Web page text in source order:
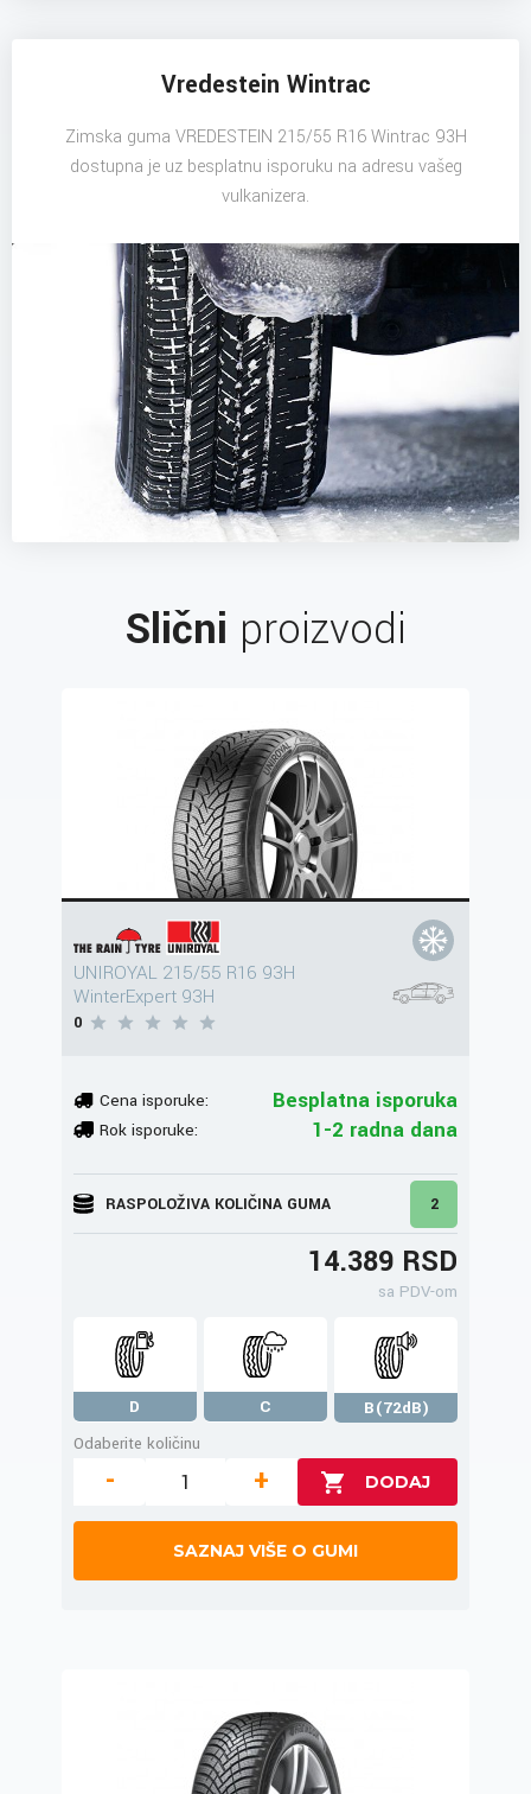
Vredestein Wintrac
Zimska guma VREDESTEIN 215/55 R16 Wintrac 93H
dostupna je uz besplatnu isporuku na adresu vašeg
vulkanizera.
Slični proizvodi
UNIROYAL 215/55 R16 93H
WinterExpert 93H
0
Cena isporuke: Besplatna isporuka
Rok isporuke: 1-2 radna dana
RASPOLOŽIVA KOLIČINA GUMA 2
14.389 RSD
sa PDV-om
D C
B(72dB)
Odaberite količinu
- +
SAZNAJ VIŠE O GUMI